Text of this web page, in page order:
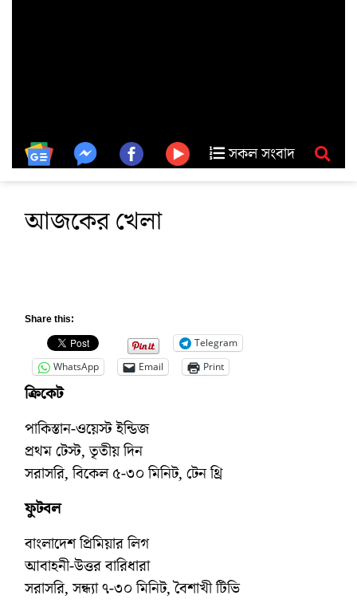
সকল সংবাদ
আজকের খেলা
Share this:
Telegram
WhatsApp
Email Print
ক্রিকেট
পাকিস্তান-ওয়েস্ট ইন্ডিজ
প্রথম টেস্ট, তৃতীয় দিন
সরাসরি, বিকেল ৫-৩০ মিনিট, টেন থ্রি
ফুটবল
বাংলাদেশ প্রিমিয়ার লিগ
আবাহনী-উত্তর বারিধারা
সরাসরি, সন্ধ্যা ৭-৩০ মিনিট, বৈশাখী টিভি